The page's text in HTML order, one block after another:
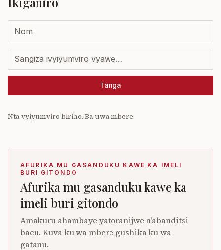
Tanga
Nta vyiyumviro biriho. Ba uwa mbere.
AFURIKA MU GASANDUKU KAWE KA IMELI
BURI GITONDO
Afurika mu gasanduku kawe ka
imeli buri gitondo
Amakuru ahambaye yatoranijwe n'abanditsi
bacu. Kuva ku wa mbere gushika ku wa
gatanu.